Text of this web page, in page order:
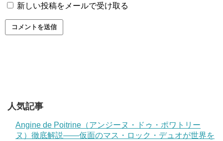
新しい投稿をメールで受け取る
人気記事
Angine de Poitrine（アンジーヌ・ドゥ・ポワトリー
ヌ）徹底解説——仮面のマス・ロック・デュオが世界を